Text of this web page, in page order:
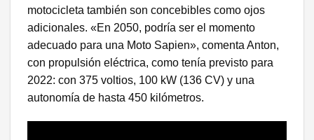
motocicleta también son concebibles como ojos
adicionales. «En 2050, podría ser el momento
adecuado para una Moto Sapien», comenta Anton,
con propulsión eléctrica, como tenía previsto para
2022: con 375 voltios, 100 kW (136 CV) y una
autonomía de hasta 450 kilómetros.